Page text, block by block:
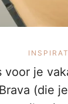
voor je
(die